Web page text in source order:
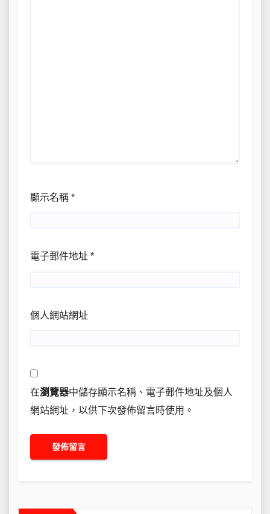
顯示名稱 *
電子郵件地址 *
個人網站網址
在瀏覽器中儲存顯示名稱、電子郵件地址及個人
網站網址，以供下次發佈留言時使用。